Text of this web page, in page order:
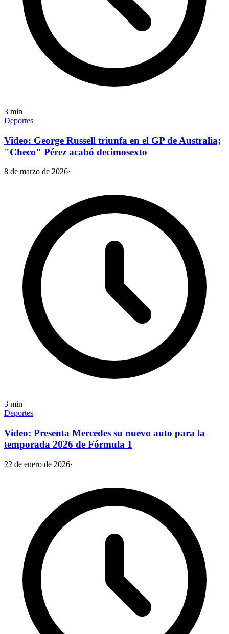
3 min
Deportes
Video: George Russell triunfa en el GP de Australia;
"Checo" Pérez acabó decimosexto
8 de marzo de 2026·
3 min
Deportes
Video: Presenta Mercedes su nuevo auto para la
temporada 2026 de Fórmula 1
22 de enero de 2026·